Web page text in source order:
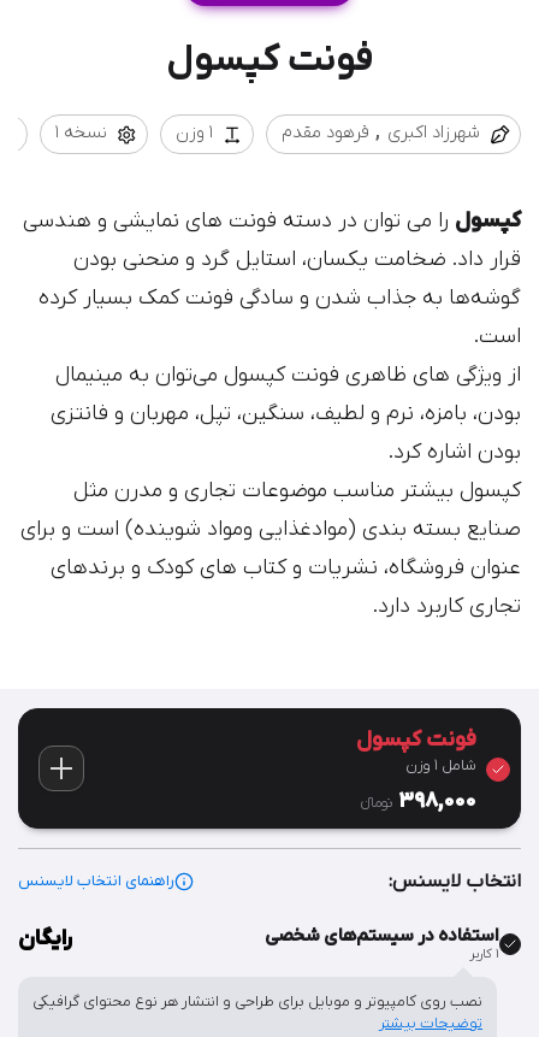
فونت کپسول
شهرزاد اکبری فرهود مقدم 1 وزن نسخه 1
کپسول را می توان در دسته فونت های نمایشی و هندسی
قرار داد. ضخامت یکسان، استایل گرد و منحنی بودن
گوشه‌ها به جذاب شدن و سادگی فونت کمک بسیار کرده
است.
از ویژگی های ظاهری فونت کپسول می‌توان به مینیمال
بودن، با‌مزه، نرم و لطیف، سنگین، تپل، مهربان و فانتزی
بودن اشاره کرد.
کپسول بیشتر مناسب موضوعات تجاری و مدرن مثل
صنایع بسته بندی (موادغذایی ومواد شوینده) است و برای
عنوان فروشگاه، نشریات و کتاب های کودک و برندهای
تجاری کاربرد دارد.
فونت کپسول
شامل 1 وزن
398,000 تومان‫ء‬
انتخاب لایسنس: راهنمای انتخاب لایسنس
استفاده در سیستم‌های شخصی
۱ کاربر
رایگان
نصب روی کامپیوتر و موبایل برای طراحی و انتشار هر نوع محتوای گرافیکی
توضیحات بیشتر